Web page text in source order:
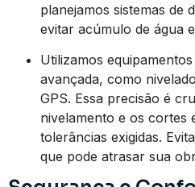
planejamos sistemas de
evitar acúmulo de água
Utilizamos
avançada, como
GPS. Essa precisão é
nivelamento e os cortes
tolerâncias exigidas.
que pode atrasar sua